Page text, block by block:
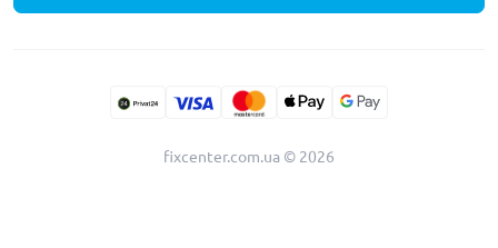
fixcenter.com.ua © 2026